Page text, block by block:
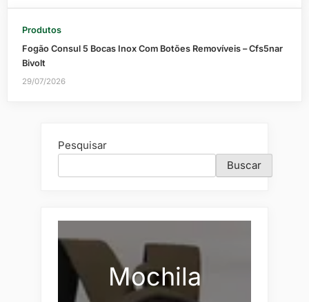
Produtos
Fogão Consul 5 Bocas Inox Com Botões Removíveis – Cfs5nar
Bivolt
29/07/2026
Pesquisar
Buscar
Mochila